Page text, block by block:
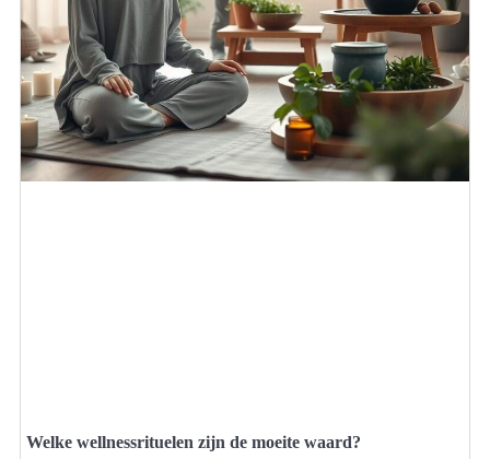
Welke wellnessrituelen zijn de moeite waard?